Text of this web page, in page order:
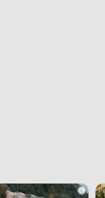
i